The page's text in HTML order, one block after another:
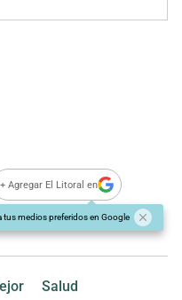
+ Agregar El Litoral en
tus medios preferidos en Google
Salud